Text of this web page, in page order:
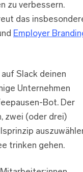
zu verbessern.
das
Employer
Slack deinen
Unternehmen
Bot. Der
zwei (oder drei)
trinken gehen.